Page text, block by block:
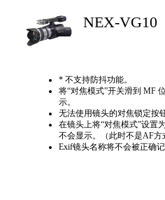
NEX-VG10
* 不支持防抖功能。
将“对焦模式”开关滑到 MF
示。
无法使用镜头的对焦锁定按钮
在镜头上将“对焦模式”设置
不会显示。（此时不是AF方
Exif镜头名称将不会被正确记